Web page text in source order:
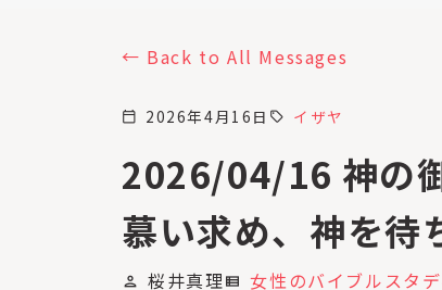
Back to All Messages
calendar_today 2026年4月16日 sell イザヤ
2026/04/16 神の
慕い求め、神を待
person 桜井真理view_list 女性のバイブルスタデ